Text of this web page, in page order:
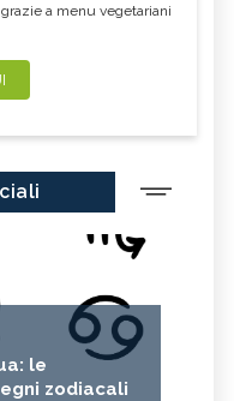
a menu vegetariani
le
zodiacali